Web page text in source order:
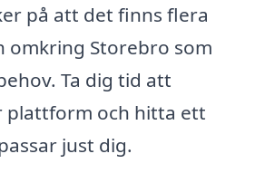
på att det finns flera
omkring Storebro som
Ta dig tid att
plattform och hitta ett
just dig.